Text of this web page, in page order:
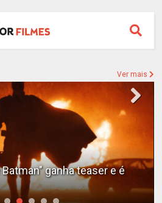
Ver mais
ganha teaser e é